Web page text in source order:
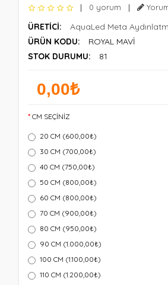
| 0 yorum |
ÜRETICI:
AquaLed Meta
ÜRÜN KODU:
ROYAL MAVİ
STOK DURUMU:
81
0,00₺
CM SEÇİNİZ
20 CM (600,00₺)
30 CM (700,00₺)
40 CM (750,00₺)
50 CM (800,00₺)
60 CM (800,00₺)
70 CM (900,00₺)
80 CM (950,00₺)
90 CM (1.000,00₺)
100 CM (1.100,00₺)
110 CM (1.200,00₺)